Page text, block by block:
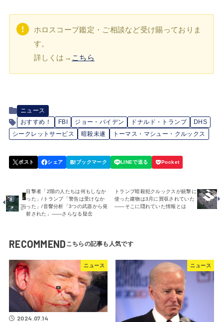
ホロスコープ鑑定・ご相談など受け賜っておりま
す。
詳しくは→ こちら
ニュース
おすすめ！
FBI ジョー・バイデン ドナルド・トランプ
DHS
シークレットサービス
暗殺未遂 トーマス・マシュー・クルックス
目撃者「2階の人たちは何もしなか
った」/トランプ「警告は受けなか
った」/音響分析「3つの武器から発
射された」――さらなる疑念
トランプ暗殺犯クルックスが銃撃に
使った建物は3月に買収されていた
――そこに隠れていた情報とは
RECOMMEND
ニュース
2024.07.14
ニュース